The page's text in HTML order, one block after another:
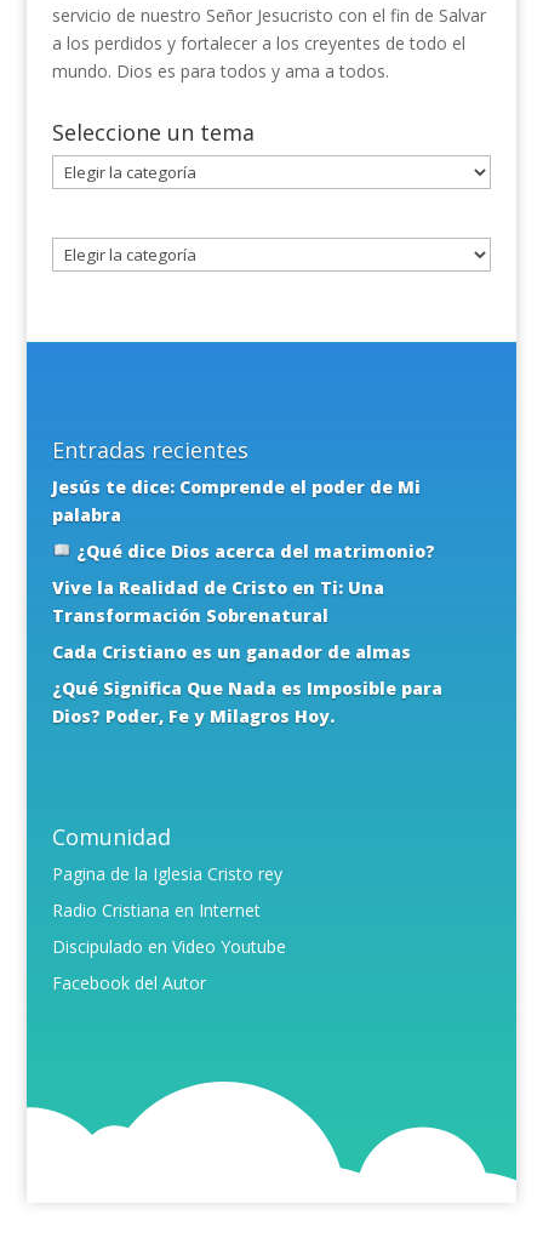
servicio de nuestro Señor Jesucristo con el fin de Salvar
a los perdidos y fortalecer a los creyentes de todo el
mundo. Dios es para todos y ama a todos.
Seleccione un tema
Seleccione
un
Entradas recientes
Jesús te dice: Comprende el poder de Mi
palabra
¿Qué dice Dios acerca del matrimonio?
Vive la Realidad de Cristo en Ti: Una
Transformación Sobrenatural
Cada Cristiano es un ganador de almas
¿Qué Significa Que Nada es Imposible para
Dios? Poder, Fe y Milagros Hoy.
Comunidad
Pagina de la Iglesia Cristo rey
Radio Cristiana en Internet
Discipulado en Video Youtube
Facebook del Autor